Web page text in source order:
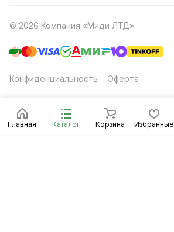
Главная Каталог Корзина Избранные
© 2026 Компания «Миди ЛТД»
Конфиденциальность Оферта